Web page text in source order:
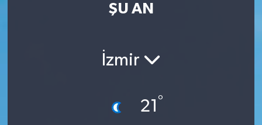
ŞU AN
İzmir
21 °
KÜLTÜR - SANAT